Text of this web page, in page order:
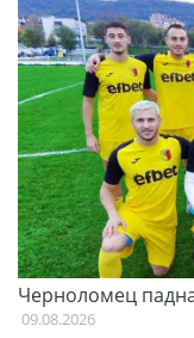
Черноломец
09.08.2026